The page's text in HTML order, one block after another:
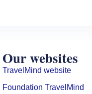
Our websites
TravelMind website
Foundation TravelMind